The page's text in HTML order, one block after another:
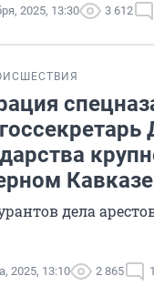
2025, 13:30 3 612
Кавказе
дела
2025, 13:10 2 865